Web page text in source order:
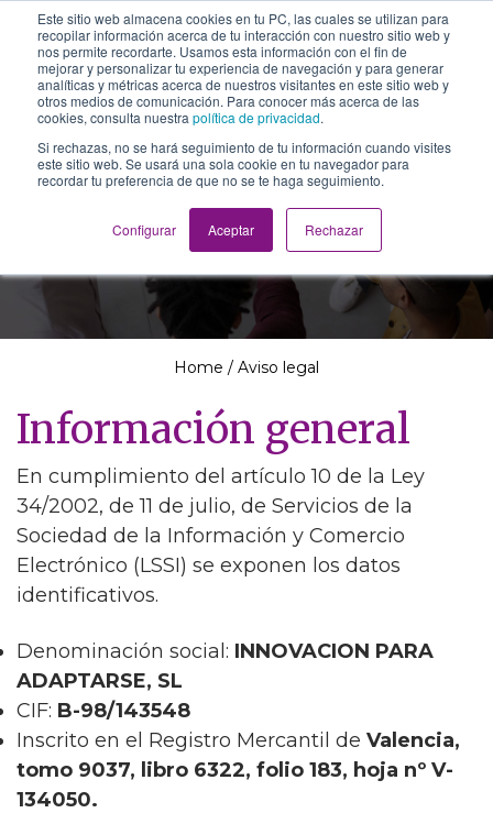
Este sitio web almacena cookies en tu PC, las cuales se utilizan para
recopilar información acerca de tu interacción con nuestro sitio web y
nos permite recordarte. Usamos esta información con el fin de
mejorar y personalizar tu experiencia de navegación y para generar
analíticas y métricas acerca de nuestros visitantes en este sitio web y
otros medios de comunicación. Para conocer más acerca de las
cookies, consulta nuestra política de privacidad.
Si rechazas, no se hará seguimiento de tu información cuando visites
este sitio web. Se usará una sola cookie en tu navegador para
recordar tu preferencia de que no se te haga seguimiento.
Configurar Aceptar Rechazar
Main Navigation
The School of We
Relearning love
in business, society
and the self
Aviso legal
Home / Aviso legal
Información general
En cumplimiento del artículo 10 de la Ley
34/2002, de 11 de julio, de Servicios de la
Sociedad de la Información y Comercio
Electrónico (LSSI) se exponen los datos
identificativos.
Denominación social: INNOVACION PARA
ADAPTARSE, SL
CIF: B-98/143548
Inscrito en el Registro Mercantil de Valencia,
tomo 9037, libro 6322, folio 183, hoja nº V-
134050.